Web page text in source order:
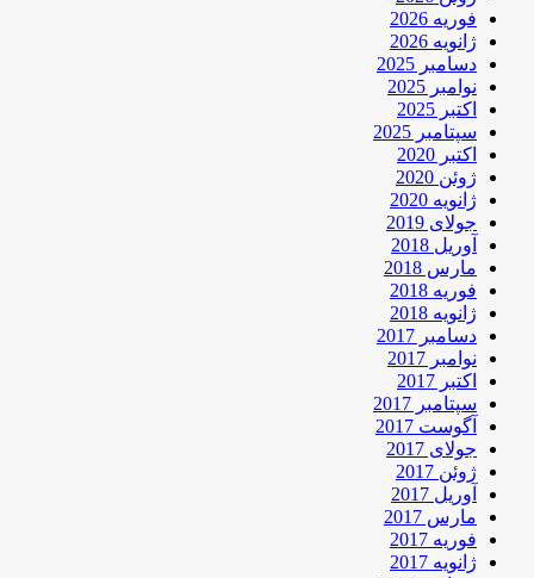
فوریه 2026
ژانویه 2026
دسامبر 2025
نوامبر 2025
اکتبر 2025
سپتامبر 2025
اکتبر 2020
ژوئن 2020
ژانویه 2020
جولای 2019
آوریل 2018
مارس 2018
فوریه 2018
ژانویه 2018
دسامبر 2017
نوامبر 2017
اکتبر 2017
سپتامبر 2017
آگوست 2017
جولای 2017
ژوئن 2017
آوریل 2017
مارس 2017
فوریه 2017
ژانویه 2017